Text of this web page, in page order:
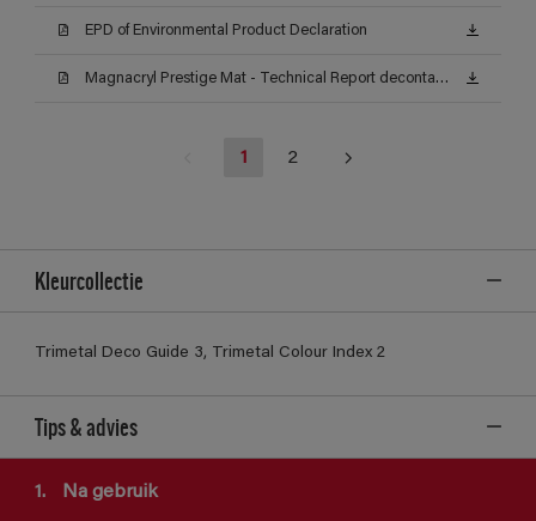
EPD of Environmental Product Declaration
Magnacryl Prestige Mat - Technical Report decontamineerbaarheid (Certificat)
1 2
Kleurcollectie
Trimetal Deco Guide 3, Trimetal Colour Index 2
Tips & advies
1. Na gebruik